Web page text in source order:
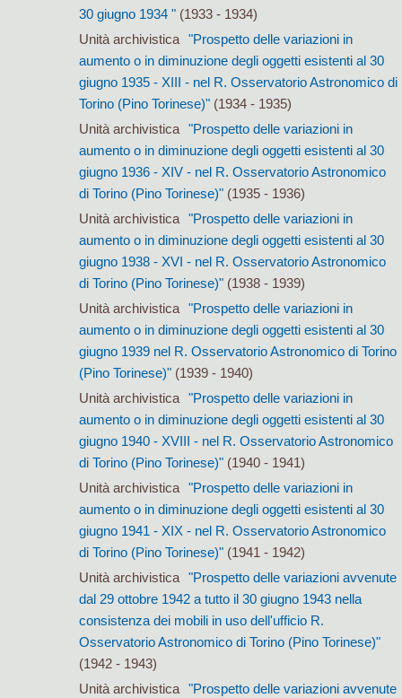
30 giugno 1934 "(1933 - 1934)
Unità archivistica
"Prospetto delle variazioni in
aumento o in diminuzione degli oggetti esistenti al 30
giugno 1935 - XIII - nel R. Osservatorio Astronomico di
Torino (Pino Torinese)"(1934 - 1935)
Unità archivistica
"Prospetto delle variazioni in
aumento o in diminuzione degli oggetti esistenti al 30
giugno 1936 - XIV - nel R. Osservatorio Astronomico
di Torino (Pino Torinese)"(1935 - 1936)
Unità archivistica
"Prospetto delle variazioni in
aumento o in diminuzione degli oggetti esistenti al 30
giugno 1938 - XVI - nel R. Osservatorio Astronomico
di Torino (Pino Torinese)"(1938 - 1939)
Unità archivistica
"Prospetto delle variazioni in
aumento o in diminuzione degli oggetti esistenti al 30
giugno 1939 nel R. Osservatorio Astronomico di Torino
(Pino Torinese)"(1939 - 1940)
Unità archivistica
"Prospetto delle variazioni in
aumento o in diminuzione degli oggetti esistenti al 30
giugno 1940 - XVIII - nel R. Osservatorio Astronomico
di Torino (Pino Torinese)"(1940 - 1941)
Unità archivistica
"Prospetto delle variazioni in
aumento o in diminuzione degli oggetti esistenti al 30
giugno 1941 - XIX - nel R. Osservatorio Astronomico
di Torino (Pino Torinese)"(1941 - 1942)
Unità archivistica
"Prospetto delle variazioni avvenute
dal 29 ottobre 1942 a tutto il 30 giugno 1943 nella
consistenza dei mobili in uso dell'ufficio R.
Osservatorio Astronomico di Torino (Pino Torinese)"
(1942 - 1943)
Unità archivistica
"Prospetto delle variazioni avvenute